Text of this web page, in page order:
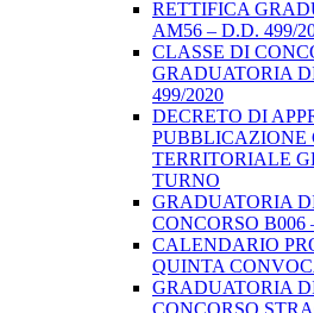
RETTIFICA
AM56 – D.D. 499/
CLASSE DI
GRADUATORIA
499/2020
DECRETO DI
PUBBLICAZIONE
TERRITORIALE
TURNO
GRADUATORIA
CONCORSO B006
CALENDARIO
QUINTA
GRADUATORIA